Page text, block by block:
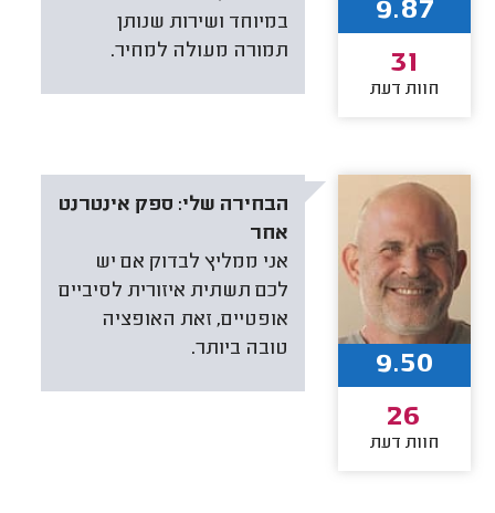
במיוחד ושירות שנותן
תמורה מעולה למחיר.
9.87
31
חוות דעת
הבחירה שלי: ספק אינטרנט
אחר
אני ממליץ לבדוק אם יש
לכם תשתית איזורית לסיביים
אופטיים, זאת האופציה
טובה ביותר.
9.50
26
חוות דעת